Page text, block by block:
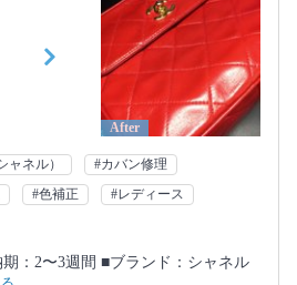
After
ャネル）
#カバン修理
#色補正
#レディース
：2〜3週間 ■ブランド：シャネル